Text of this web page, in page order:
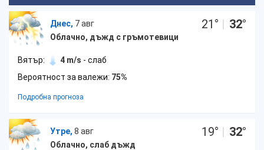
Днес, 7 авг
Облачно, дъжд с гръмотевици
21 ° | 32°
Вятър: 4 m/s - слаб
Вероятност за валежи: 75%
Подробна прогноза
Утре, 8 авг
Облачно, слаб дъжд
19° | 32°